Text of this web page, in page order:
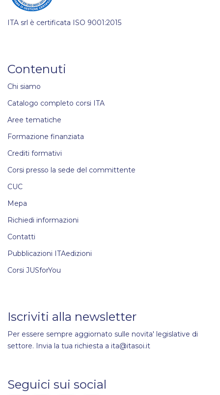
ITA srl è certificata ISO 9001:2015
Contenuti
Chi siamo
Catalogo completo corsi ITA
Aree tematiche
Formazione finanziata
Crediti formativi
Corsi presso la sede del committente
CUC
Mepa
Richiedi informazioni
Contatti
Pubblicazioni ITAedizioni
Corsi JUSforYou
Iscriviti alla newsletter
Per essere sempre aggiornato sulle novita' legislative di
settore. Invia la tua richiesta a ita@itasoi.it
Seguici sui social